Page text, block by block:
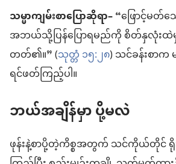
သမ္မာကျမ်းစာပြောဆိုရာ–“ဖြောင့်မ
အဘယ်သို့ပြန်ပြောရမည်ကို စိတ်နှလုံးထဲ
တတ်၏။” (သုတ္တံ ၁၅:၂၈) သင်ခန်းစာ
ရင်ဖတ်ကြည့်ပါ။
ဘယ်အချိန်မှာ ပို့မလဲ
ဖုန်းနဲ့စာပို့တဲ့ကိစ္စအတွက် သင်ကိုယ်တိုင် ရိုး